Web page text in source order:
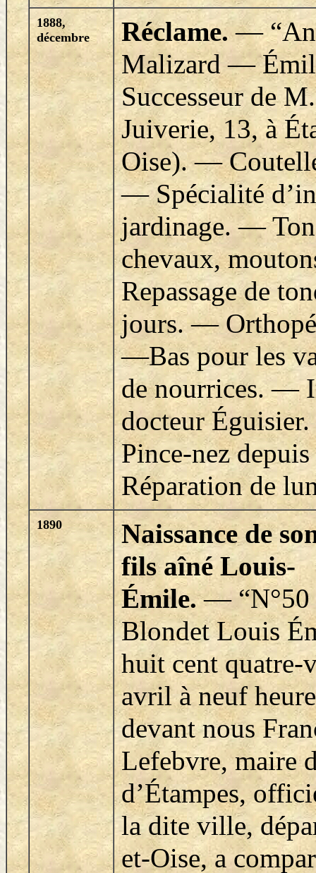
1888,
décembre
Réclame. — “
Malizard—
Successeur de
Juiverie, 13, àÉ
Oise).—
—Spécialité
jardinage.—
chevaux,
Repassage de
jours.—
—Bas pour les
de nourrices.—
docteur Éguisier.
Pince-nez
Réparation de
1890
Naissance de
fils aîné Louis-
Émile. —
Blondet Louis
huit cent
avril à neuf
devant nous
Lefebvre, maire
d’Étampes,
la dite ville,
et-Oise, a